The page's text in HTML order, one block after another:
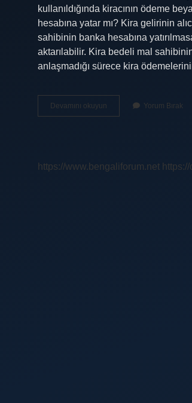
kullanıldığında kiracının ödeme
hesabına yatar mı? Kira gelirinin
sahibinin banka hesabına
aktarılabilir. Kira bedeli mal
anlaşmadığı sürece kira
Devamını okuyun
Bedeli
Yorum Bırak
https://www.bengaliforum.net